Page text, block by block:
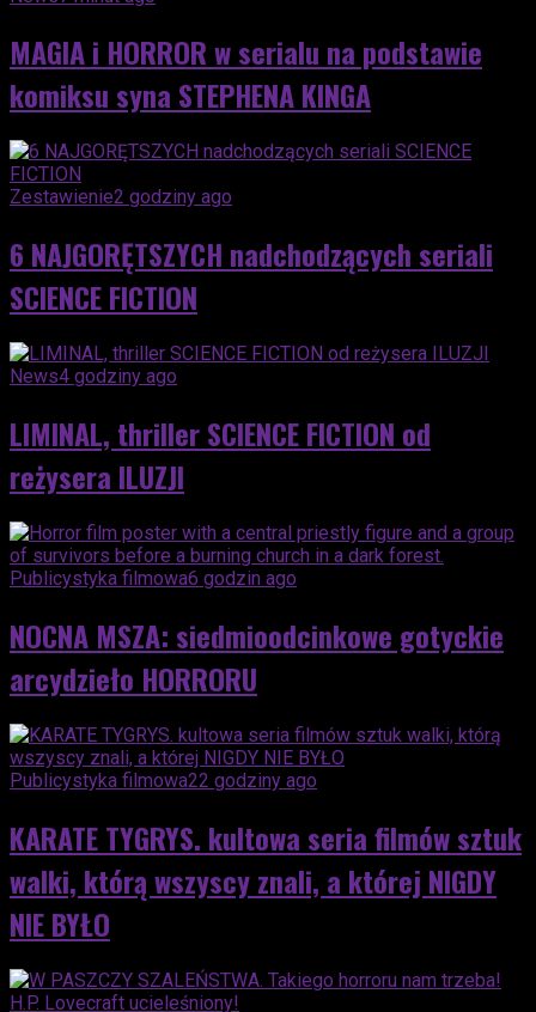
MAGIA i HORROR w serialu na podstawie
komiksu syna STEPHENA KINGA
Zestawienie2 godziny ago
6 NAJGORĘTSZYCH nadchodzących seriali
SCIENCE FICTION
News4 godziny ago
LIMINAL, thriller SCIENCE FICTION od
reżysera ILUZJI
Publicystyka filmowa6 godzin ago
NOCNA MSZA: siedmioodcinkowe gotyckie
arcydzieło HORRORU
Publicystyka filmowa22 godziny ago
KARATE TYGRYS. kultowa seria filmów sztuk
walki, którą wszyscy znali, a której NIGDY
NIE BYŁO